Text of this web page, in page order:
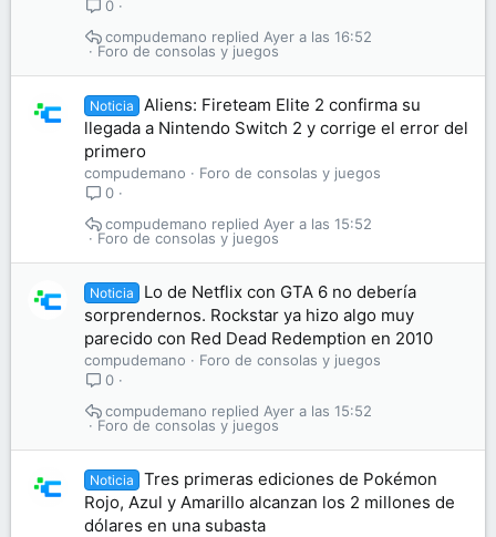
0
Foro de consolas y juegos
Ayer a las 16:52
compudemano
Noticia
Aliens: Fireteam Elite 2 confirma su
llegada a Nintendo Switch 2 y corrige el error del
primero
compudemano
Foro de consolas y juegos
0
Foro de consolas y juegos
Ayer a las 15:52
compudemano
Noticia
Lo de Netflix con GTA 6 no debería
sorprendernos. Rockstar ya hizo algo muy
parecido con Red Dead Redemption en 2010
compudemano
Foro de consolas y juegos
0
Foro de consolas y juegos
Ayer a las 15:52
compudemano
Noticia
Tres primeras ediciones de Pokémon
Rojo, Azul y Amarillo alcanzan los 2 millones de
dólares en una subasta